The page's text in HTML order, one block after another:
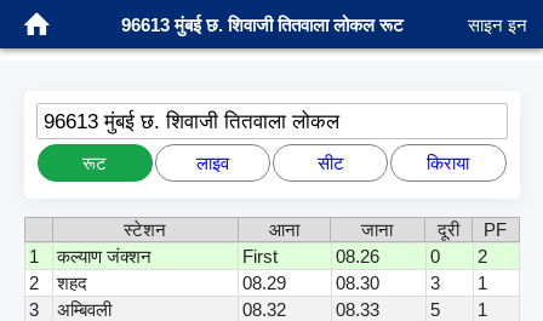
96613 मुंबई छ. शिवाजी तितवाला लोकल रूट साइन इन
96613 मुंबई छ. शिवाजी तितवाला लोकल
रूट लाइव सीट किराया
स्टेशन आना जाना दूरी
PF
1
कल्याण जंक्शन First 08.26 0
2
2
शहद 08.29 08.30 3
1
3
अम्बिवली 08.32 08.33 5
1